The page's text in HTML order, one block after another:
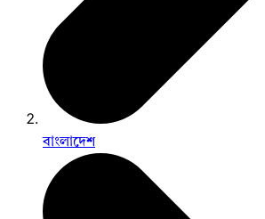
বাংলাদেশ